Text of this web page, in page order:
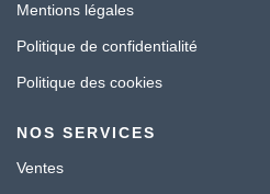
Mentions légales
Politique de confidentialité
Politique des cookies
NOS SERVICES
Ventes